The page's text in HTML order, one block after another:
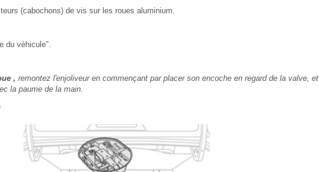
(cabochons) de vis sur les roues aluminium.
du véhicule".
, remontez l'enjoliveur en commençant par placer son encoche en regard de la valve, et
la paume de la main.